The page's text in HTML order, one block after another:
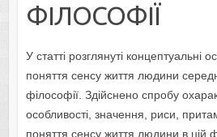
ФІЛОСОФІЇ
У статті розглянуті концептуальні
поняття сенсу життя людини
філософії. Здійснено спробу
особливості, значення, риси,
поняття сенсу життя людини в цій